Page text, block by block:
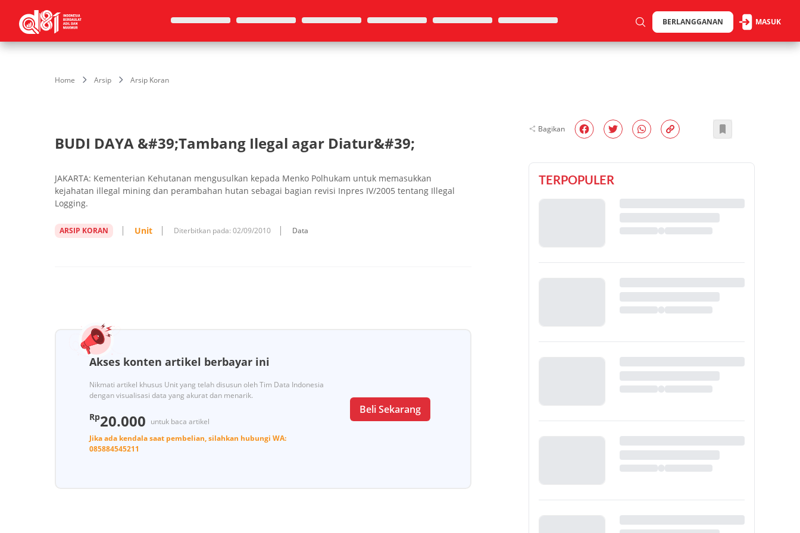
BERLANGGANAN MASUK
Home Arsip Arsip Koran
BUDI DAYA &#39;Tambang Ilegal agar Diatur&#39;
JAKARTA: Kementerian Kehutanan mengusulkan kepada Menko Polhukam untuk memasukkan
kejahatan illegal mining dan perambahan hutan sebagai bagian revisi Inpres IV/2005 tentang Illegal
Logging.
ARSIP KORAN Unit Diterbitkan pada: 02/09/2010 Data
Akses konten artikel berbayar ini
Nikmati artikel khusus Unit yang telah disusun oleh Tim Data Indonesia
dengan visualisasi data yang akurat dan menarik.
Rp20.000 untuk baca artikel
Jika ada kendala saat pembelian, silahkan hubungi WA:
085884545211
Beli Sekarang
Bagikan
TERPOPULER